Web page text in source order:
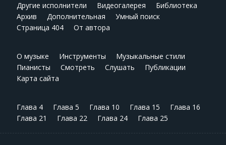
Другие исполнители Видеогалерея
Библиотека
Архив
Дополнительная
Умный поиск
Страница 404
От автора
О музыке Инструменты
Музыкальные стили
Пианисты
Смотреть Слушать
Публикации
Карта сайта
Глава 4 Глава 5 Глава 10 Глава 15
Глава 16
Глава 21
Глава 22 Глава 24 Глава 25